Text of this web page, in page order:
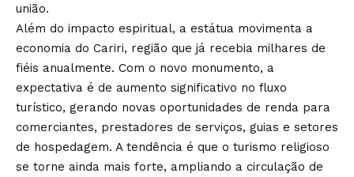
união.
Além do impacto espiritual, a estátua movimenta a
economia do Cariri, região que já recebia milhares de
fiéis anualmente. Com o novo monumento, a
expectativa é de aumento significativo no fluxo
turístico, gerando novas oportunidades de renda para
comerciantes, prestadores de serviços, guias e setores
de hospedagem. A tendência é que o turismo religioso
se torne ainda mais forte, ampliando a circulação de